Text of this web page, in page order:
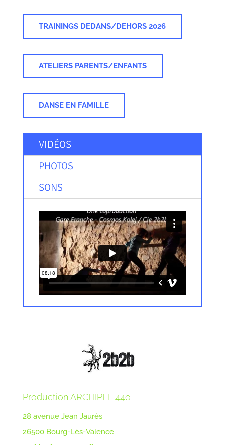
TRAININGS DEDANS/DEHORS 2026
ATELIERS PARENTS/ENFANTS
DANSE EN FAMILLE
VIDÉOS
PHOTOS
SONS
Production ARCHIPEL 44o
28 avenue Jean Jaurès
26500 Bourg-Lès-Valence